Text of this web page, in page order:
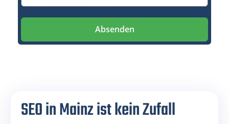
Absenden
SEO in Mainz ist kein Zufall